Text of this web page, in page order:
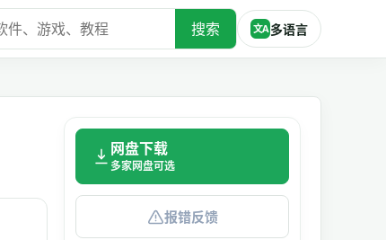
搜索 文A 多语言
网盘下载
多家网盘可选
报错反馈